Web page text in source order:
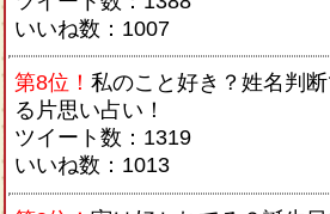
いいね数：1007
第8位！ 私のこと好き？姓名判
る片思い占い！
ツイート数：1319
いいね数：1013